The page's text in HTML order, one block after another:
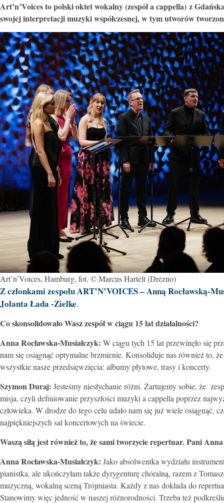
Art’n’Voices to polski oktet wokalny (zespół a cappella) z
swojej interpretacji muzyki współczesnej, w tym utworów
Art’n’Voices, Hamburg, fot. © Marcus Hartelt (Drezno)
Z członkami zespołu ART’N’VOICES –Anną Rocławską-
Jolanta Łada -Zielke.
Co skonsolidowało Wasz zespół w ciągu 15 lat działalności?
Anna Rocławska-Musiałczyk: W ciągu tych 15 lat przewinęło się
nam się osiągnąć optymalne brzmienie. Konsoliduje nas również to,
wszystkie nasze przedsięwzięcia: albumy płytowe, trasy i koncerty.
Szymon Duraj: Jesteśmy niesłychanie różni. Żartujemy sobie, że
misja, czyli definiowanie przyszłości muzyki a cappella poprzez
człowieka. W drodze do tego celu udało nam się już wiele osiągnąć,
najpiękniejszych sal koncertowych na świecie.
Waszą siłą jest również to, że sami tworzycie repertuar. Pani
Anna Rocławska-Musiałczyk: Jako absolwentka wydziału
pianistka, ale ukończyłam także dyrygenturę chóralną, razem z
muzyczną, wokalną sceną Trójmiasta. Każdy z nas dokłada do
Stanowimy więc jedność w naszej różnorodności. Trzeba też